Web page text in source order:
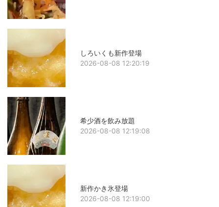
しろいくも新作登場
2026-08-08 12:20:19
希少酒を飲み放題
2026-08-08 12:19:08
新作かき氷登場
2026-08-08 12:19:00